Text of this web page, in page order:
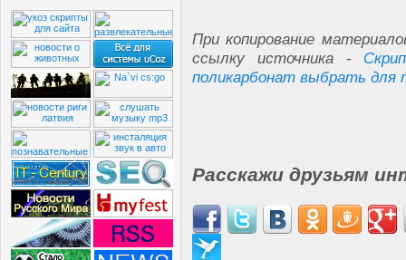
При копирование
ссылку источника -
поликарбонат выбрать для
Расскажи друзьям